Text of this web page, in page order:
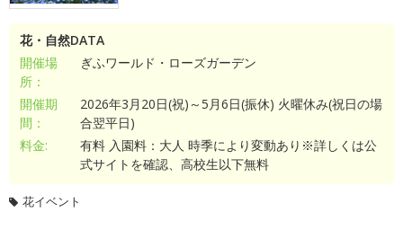
花・自然DATA
開催場
所：
ぎふワールド・ローズガーデン
開催期
間：
2026年3月20日(祝)～5月6日(振休) 火曜休み(祝日の場
合翌平日)
料金:
有料 入園料：大人 時季により変動あり※詳しくは公
式サイトを確認、高校生以下無料
花イベント